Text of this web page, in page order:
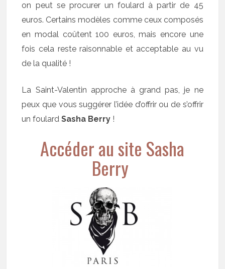
on peut se procurer un foulard à partir de 45
euros. Certains modèles comme ceux composés
en modal coûtent 100 euros, mais encore une
fois cela reste raisonnable et acceptable au vu
de la qualité !
La Saint-Valentin approche à grand pas, je ne
peux que vous suggérer l’idée d’offrir ou de s’offrir
un foulardSasha Berry !
Accéder au site Sasha
Berry